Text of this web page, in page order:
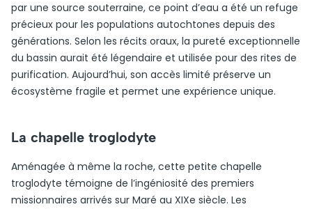
par une source souterraine, ce point d’eau a été un refuge
précieux pour les populations autochtones depuis des
générations. Selon les récits oraux, la pureté exceptionnelle
du bassin aurait été légendaire et utilisée pour des rites de
purification. Aujourd’hui, son accès limité préserve un
écosystème fragile et permet une expérience unique.
La chapelle troglodyte
Aménagée à même la roche, cette petite chapelle
troglodyte témoigne de l’ingéniosité des premiers
missionnaires arrivés sur Maré au XIXe siècle. Les